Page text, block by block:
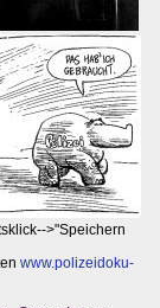
>"Speichern
www.polizeidoku-